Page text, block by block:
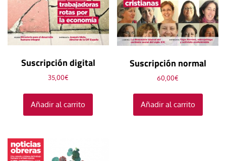
Suscripción digital
35,00€
Añadir al carrito
Suscripción normal
60,00€
Añadir al carrito